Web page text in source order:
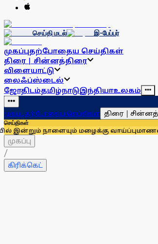
செய்தி மடல் இ-பேப்பர்
முகப்புதற்போதைய செய்திகள்
திரை | சின்னத்திரை
விளையாட்டு
லைஃப்ஸ்டைல்
ஜோதிடம்தமிழ்நாடுஇந்தியாஉலகம்
முகப்புதற்போதைய செய்திகள் திரை |
செய்திகள்
மழைக்கு வாய்ப்பு
முகப்பு
/
கிரிக்கெட்